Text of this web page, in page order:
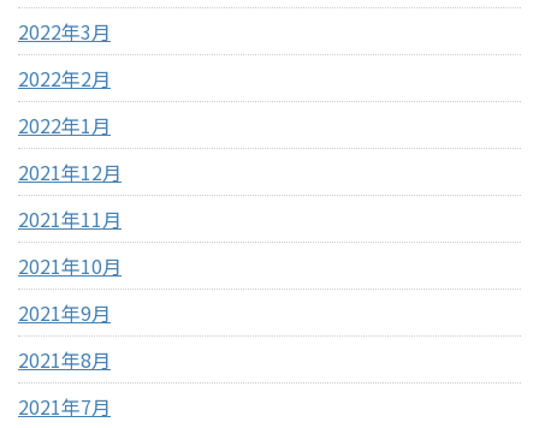
2022年3月
2022年2月
2022年1月
2021年12月
2021年11月
2021年10月
2021年9月
2021年8月
2021年7月